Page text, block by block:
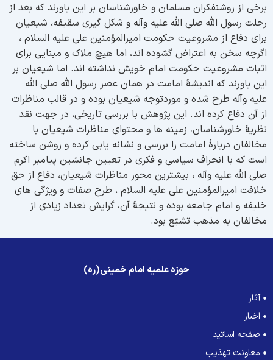
از روشنفکران مسلمان و خاورشناسان بر این باورند که بعد از
رسول الله صلی الله علیه وآله و شکل گیری سقیفه، شیعیان
دفاع از مشروعیت حکومت امیرالمؤمنین علی علیه السلام ،
سخن به اعتراض گشوده اند، اما هیچ ملاک و مبنایی برای
مشروعیت حکومت امام خویش نداشته اند. اما شیعیان بر
باورند که اندیشۀ امامت در همان عصر رسول الله صلی الله
وآله طرح شده و موردتوجه شیعیان بوده و در قالب مناظرات
آن دفاع کرده اند. این پژوهش با بررسی تاریخی، در جهت نقد
خاورشناسان، زمینه ها و محتوای مناظرات شیعیان با
دربارۀ امامت را بررسی و نشانه یابی کرده و روشن ساخته
که با انحراف سیاسی و فکری در تعیین جانشین پیامبر اکرم
الله علیه وآله ، بیشترین محور مناظرات شیعیان، دفاع از حق
امیرالمؤمنین علی علیه السلام ، طرح صفات و ویژگی های
و امام جامعه بوده و نتیجۀ آن، گرایش تعداد زیادی از
به مذهب تشیّع بود.
حوزه علمیه امام خمینی(ره)
آثار
اخبار
صفحه اساتید
معاونت تهذیب